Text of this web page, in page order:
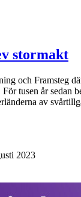
stormakt
och Framsteg
tusen år sedan
av
2023